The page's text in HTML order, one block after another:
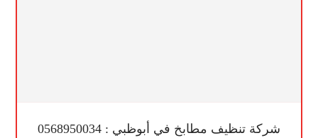
شركة تنظيف مطابخ في أبوظبي : 0568950034